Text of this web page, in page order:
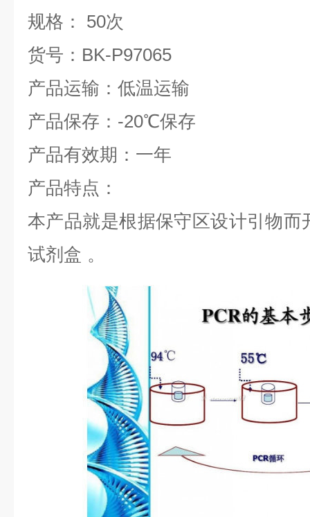
规格：
50次
货号： BK-P97065
产品运输：低温运输
产品保存： -20℃保存
产品有效期：一年
产品特点：
本产品就是根据保守区设计引物而
试剂盒 。